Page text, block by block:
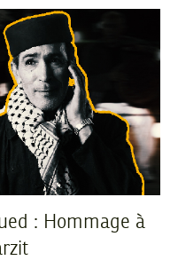
: Hommage à